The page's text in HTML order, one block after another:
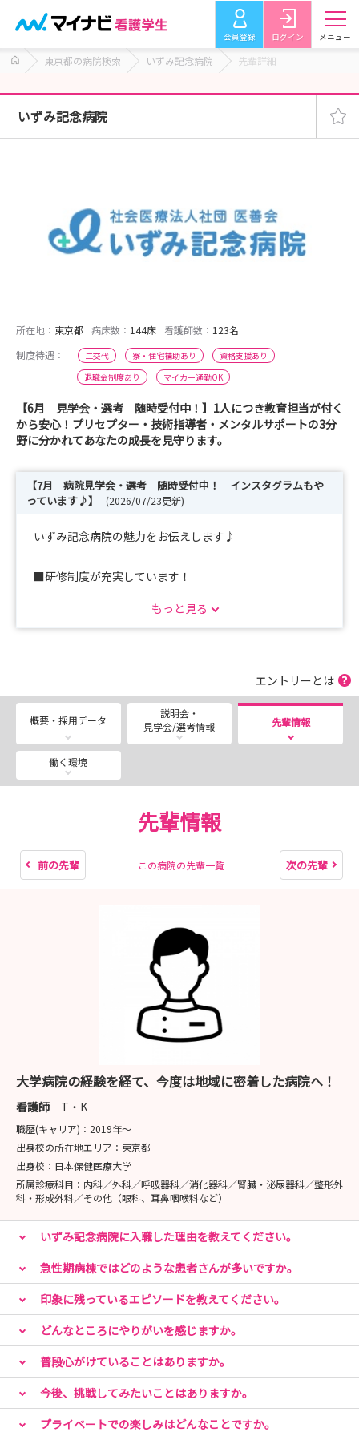
会員登録 ログイン メニュー
東京都の病院検索 いずみ記念病院 先輩詳細
いずみ記念病院
所在地： 東京都 病床数： 144床 看護師数： 123名
制度待遇：
二交代 寮・住宅補助あり
資格支援あり
退職金制度あり
マイカー通勤OK
【6月 見学会・選考 随時受付中！】1人につき教育担当が付く
から安心！プリセプター・技術指導者・メンタルサポートの3分
野に分かれてあなたの成長を見守ります。
【7月 病院見学会・選考 随時受付中！ インスタグラムもや
っています♪】
(2026/07/23更新)
いずみ記念病院の魅力をお伝えします♪
■研修制度が充実しています！
に病棟へ配属されます。
【ゆっくり育てる・支える教育】を基本とし、一人一人の
成長ペースに合わせて指導を行っているので安心♪
《いずみ記念病院の研修はここが違う！》
各部署の新入職員全員で、社会人マナーの研修も行ってい
ます☆
外部から講師をお招きし、病院勤務のみでは経験できない
また各部署との繋がりも増え、より一層仕事のしやすい環
境を作ることができます♪
住みたい街ランキング1位（2024年）の北千住駅周辺や
下町の風情と現代的な生活を両立できる西新井大師周辺
近くに川や土手沿いがあり、都内にいながらも自然を感じ
人気なエリアからお好きな物件をお選びいただけます♪
病院全体で【自分や家族・大切な人を大切に】という考え
を持っています。
産休育休制度や時短勤務を利用し、変化していくライフス
テージに合わせて
働き方を変えていけるのも大きなポイント☆
年間公休120日とお休みも充実！
■様々な経験を積むことができる！
病棟勤務だけでなく、外来や訪問看護など様々な部署で働
くことができます！
新卒の場合基礎の取得の為、最初は病棟勤務に配属となり
ますが、ゆくゆくは異動の希望をだすことができます。
いずみ記念病院内でスキルアップも望めますよ♪
■Instagramもやっています♪
看護師の1日や研修の様子など様々な写真や動画を掲載中
です☆
「いずみ記念病院」で検索してみてください♪
もっと見る
エントリーとは
概要・採用データ
説明会・
見学会/選考情報
先輩情報
働く環境
先輩情報
前の先輩 この病院の先輩一覧 次の先輩
大学病院の経験を経て、今度は地域に密着した病院へ！
看護師 T・K
職歴(キャリア)： 2019年〜
出身校の所在地エリア： 東京都
出身校： 日本保健医療大学
所属診療科目： 内科／外科／呼吸器科／消化器科／腎臓・泌尿器科／整形外
科・形成外科／その他（眼科、耳鼻咽喉科など）
いずみ記念病院に入職した理由を教えてください。
急性期病棟ではどのような患者さんが多いですか。
印象に残っているエピソードを教えてください。
どんなところにやりがいを感じますか。
普段心がけていることはありますか。
今後、挑戦してみたいことはありますか。
プライベートでの楽しみはどんなことですか。